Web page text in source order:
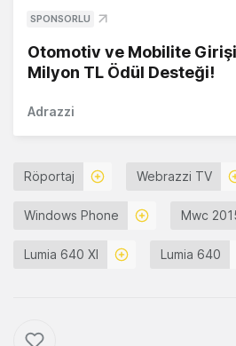
SPONSORLU
Otomotiv ve Mobilite
Milyon TL Ödül Desteği!
Adrazzi
Röportaj Webrazzi TV
Windows Phone Mwc
Lumia 640 Xl Lumia 640